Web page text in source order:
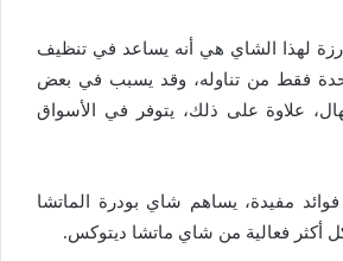
لهذا الشاي هي أنه يساعد في تنظيف
فقط من تناوله، وقد يسبب في بعض
علاوة على ذلك، يتوفر في الأسواق
فوائد مفيدة، يساهم شاي بودرة الماتشا
أكثر فعالية من شاي ماتشا ديتوكس.